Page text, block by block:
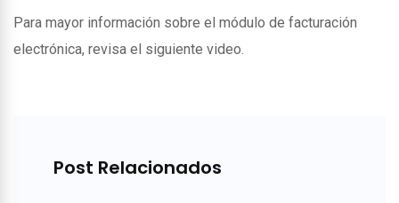
Para mayor información sobre el módulo de facturación
electrónica, revisa el siguiente video.
Post Relacionados